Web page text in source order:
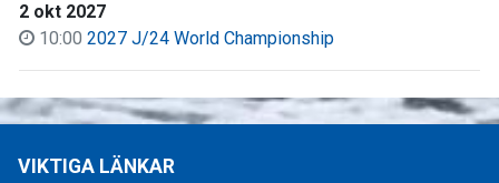
2 okt 2027
10:00 2027 J/24 World Championship
VIKTIGA LÄNKAR